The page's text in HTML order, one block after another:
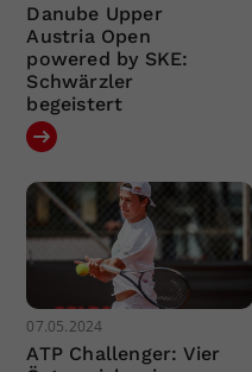
Danube Upper
Austria Open
powered by SKE:
Schwärzler
begeistert
07.05.2024
ATP Challenger: Vier